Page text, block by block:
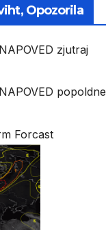
Opozorila
zjutraj
popoldne
Forcast